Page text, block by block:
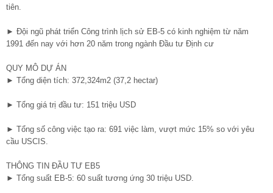
tiên.
► Đội ngũ phát triển Công trình lịch sử EB-5 có kinh nghiệm từ năm
1991 đến nay với hơn 20 năm trong ngành Đầu tư Định cư
QUY MÔ DỰ ÁN
► Tổng diện tích: 372,324m2 (37,2 hectar)
► Tổng giá trị đầu tư: 151 triệu USD
► Tổng số công việc tạo ra: 691 việc làm, vượt mức 15% so với yêu
cầu USCIS.
THÔNG TIN ĐẦU TƯ EB5
► Tổng suất EB-5: 60 suất tương ứng 30 triệu USD.